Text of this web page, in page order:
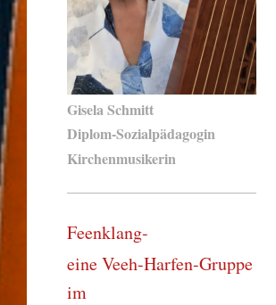
Gisela Schmitt
Diplom-Sozialpädagogin
Kirchenmusikerin
Feenklang-
eine Veeh-Harfen-Gruppe
im